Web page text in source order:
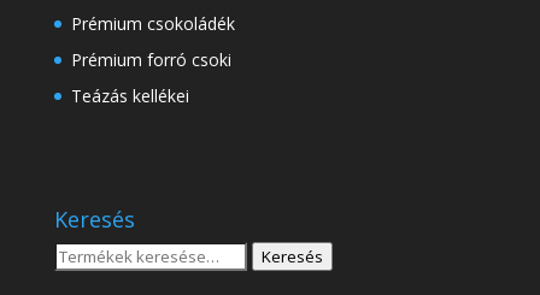
Prémium csokoládék
Prémium forró csoki
Teázás kellékei
Keresés
Keresés
Keresés